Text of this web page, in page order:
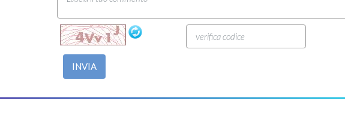
INVIA